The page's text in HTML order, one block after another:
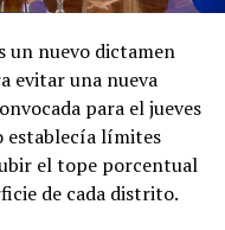
afianzando las
política con los
sus ideas, en una
semana antes de su
un nuevo dictamen
evitar una nueva
para el jueves
establecía límites
el tope porcentual
de cada distrito.